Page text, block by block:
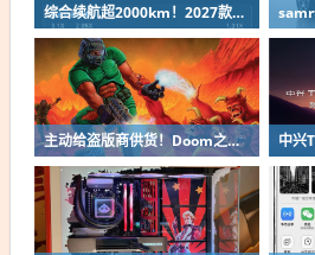
综合续航超2000km！2027款奇瑞风云A9L上市：限时13.99万起
主动给盗版商供货！Doom之父自曝曾向中国贱卖空包装